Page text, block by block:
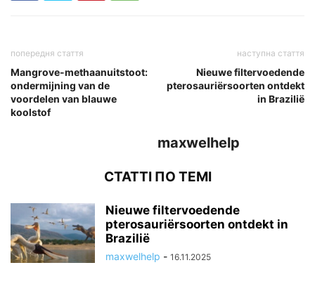
попередня стаття
Mangrove-methaanuitstoot:
ondermijning van de
voordelen van blauwe
koolstof
наступна стаття
Nieuwe filtervoedende
pterosauriërsoorten ontdekt
in Brazilië
maxwelhelp
СТАТТІ ПО ТЕМІ
Nieuwe filtervoedende
pterosauriërsoorten ontdekt in
Brazilië
maxwelhelp - 16.11.2025